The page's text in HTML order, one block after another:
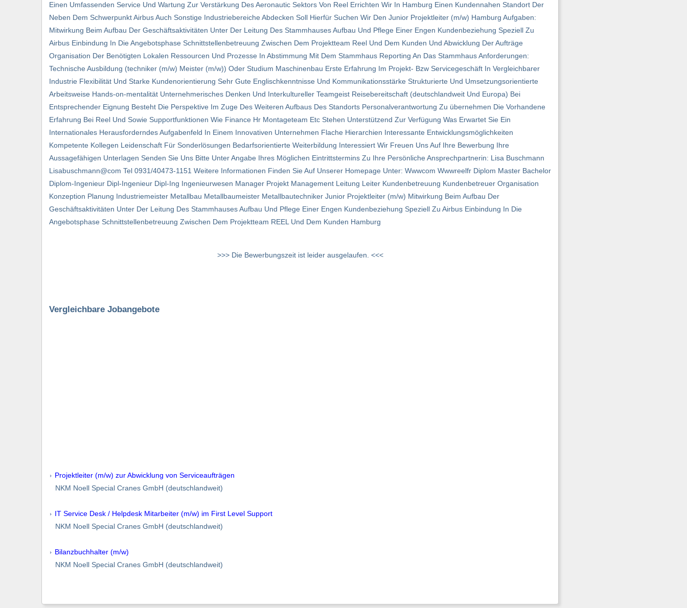
Einen Umfassenden Service Und Wartung Zur Verstärkung Des Aeronautic Sektors Von Reel Errichten Wir In Hamburg Einen Kundennahen Standort Der
Neben Dem Schwerpunkt Airbus Auch Sonstige Industriebereiche Abdecken Soll Hierfür Suchen Wir Den Junior Projektleiter (m/w) Hamburg Aufgaben:
Mitwirkung Beim Aufbau Der Geschäftsaktivitäten Unter Der Leitung Des Stammhauses Aufbau Und Pflege Einer Engen Kundenbeziehung Speziell Zu
Airbus Einbindung In Die Angebotsphase Schnittstellenbetreuung Zwischen Dem Projektteam Reel Und Dem Kunden Und Abwicklung Der Aufträge
Organisation Der Benötigten Lokalen Ressourcen Und Prozesse In Abstimmung Mit Dem Stammhaus Reporting An Das Stammhaus Anforderungen:
Technische Ausbildung (techniker (m/w) Meister (m/w)) Oder Studium Maschinenbau Erste Erfahrung Im Projekt- Bzw Servicegeschäft In Vergleichbarer
Industrie Flexibilität Und Starke Kundenorientierung Sehr Gute Englischkenntnisse Und Kommunikationsstärke Strukturierte Und Umsetzungsorientierte
Arbeitsweise Hands-on-mentalität Unternehmerisches Denken Und Interkultureller Teamgeist Reisebereitschaft (deutschlandweit Und Europa) Bei
Entsprechender Eignung Besteht Die Perspektive Im Zuge Des Weiteren Aufbaus Des Standorts Personalverantwortung Zu übernehmen Die Vorhandene
Erfahrung Bei Reel Und Sowie Supportfunktionen Wie Finance Hr Montageteam Etc Stehen Unterstützend Zur Verfügung Was Erwartet Sie Ein
Internationales Herausforderndes Aufgabenfeld In Einem Innovativen Unter­nehmen Flache Hierarchien Interessante Ent­wick­lungs­möglichkeiten
Kompetente Kollegen Leidenschaft Für Sonderlösungen Bedarfs­orientierte Weiter­bildung Interessiert Wir Freuen Uns Auf Ihre Bewerbung Ihre
Aussagefähigen Unterlagen Senden Sie Uns Bitte Unter Angabe Ihres Möglichen Eintrittstermins Zu Ihre Persönliche Ansprechpartnerin: Lisa Buschmann
Lisabuschmann@com Tel 0931/40473-1151 Weitere Informationen Finden Sie Auf Unserer Home­page Unter: Wwwcom Wwwreelfr Diplom Master Bachelor
Diplom-Ingenieur Dipl-Ingenieur Dipl-Ing Ingenieurwesen Manager Projekt Management Leitung Leiter Kundenbetreuung Kundenbetreuer Organisation
Konzeption Planung Industriemeister Metallbau Metallbaumeister Metallbautechniker Junior Projektleiter (m/w) Mitwirkung Beim Aufbau Der
Geschäftsaktivitäten Unter Der Leitung Des Stammhauses Aufbau Und Pflege Einer Engen Kundenbeziehung Speziell Zu Airbus Einbindung In Die
Angebotsphase Schnittstellenbetreuung Zwischen Dem Projektteam REEL Und Dem Kunden Hamburg
>>> Die Bewerbungszeit ist leider ausgelaufen. <<<
Vergleichbare Jobangebote
Projektleiter (m/w) zur Abwicklung von Serviceaufträgen
NKM Noell Special Cranes GmbH (deutschlandweit)
IT Service Desk / Helpdesk Mitarbeiter (m/w) im First Level Support
NKM Noell Special Cranes GmbH (deutschlandweit)
Bilanzbuchhalter (m/w)
NKM Noell Special Cranes GmbH (deutschlandweit)